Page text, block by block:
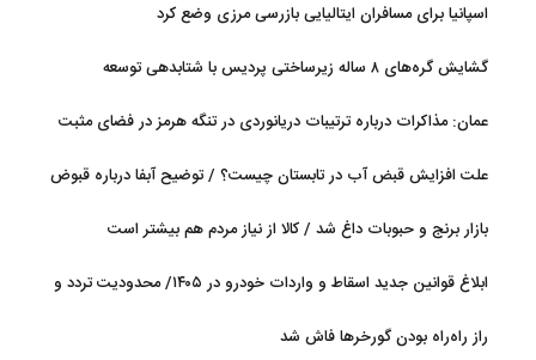
اسپانیا برای مسافران ایتالیایی بازرسی مرزی وضع کرد
گشایش گره‌های ۸ ساله زیرساختی پردیس با شتابدهی توسعه
عمان: مذاکرات درباره ترتیبات دریانوردی در تنگه هرمز در فضای مثبت
علت افزایش قبض آب در تابستان چیست؟ / توضیح آبفا درباره قبوض
بازار برنج و حبوبات داغ شد / کالا از نیاز مردم هم بیشتر است
ابلاغ قوانین جدید اسقاط و واردات خودرو در ۱۴۰۵/ محدودیت تردد و
راز راه‌راه بودن گورخرها فاش شد